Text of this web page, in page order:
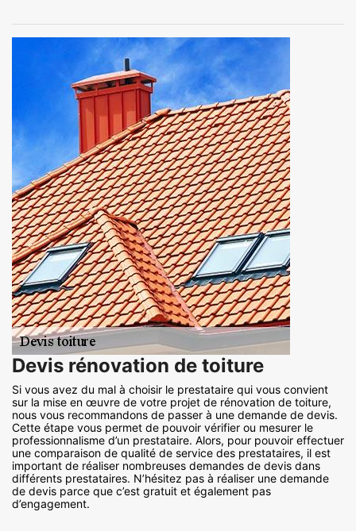
Devis rénovation de toiture
Si vous avez du mal à choisir le prestataire qui vous convient
sur la mise en œuvre de votre projet de rénovation de toiture,
nous vous recommandons de passer à une demande de devis.
Cette étape vous permet de pouvoir vérifier ou mesurer le
professionnalisme d’un prestataire. Alors, pour pouvoir effectuer
une comparaison de qualité de service des prestataires, il est
important de réaliser nombreuses demandes de devis dans
différents prestataires. N’hésitez pas à réaliser une demande
de devis parce que c’est gratuit et également pas
d’engagement.